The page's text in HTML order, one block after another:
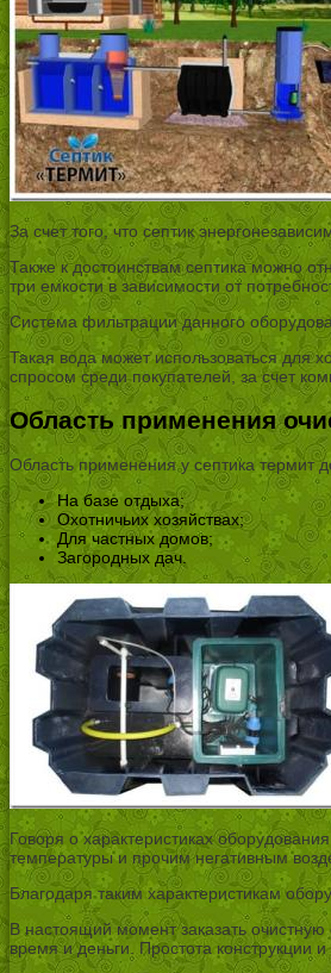
За счет того, что септик
Также к достоинствам септика можно
три емкости в зависимости от
Система фильтрации данного
Такая вода может использоваться для
спросом среди покупателей, за счет
Область применения
Область применения у септика термит
На базе отдыха;
Охотничьих хозяйствах;
Для частных домов;
Загородных дач.
Говоря о характеристиках
температуры и прочим негативным
Благодаря таким характеристикам
В настоящий момент заказать
время и деньги. Простота